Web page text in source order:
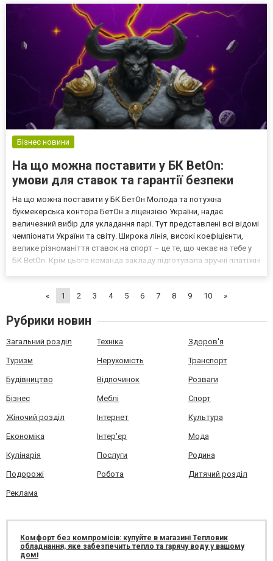
Бізнес новини
На що можна поставити у БК BetOn:
умови для ставок та гарантії безпеки
На що можна поставити у БК БетОн Молода та потужна
букмекерська контора БетОн з ліцензією України, надає
величезний вибір для укладання парі. Тут представлені всі відомі
чемпіонати України та світу. Широка лінія, високі коефіцієнти,
велике різноманіття ставок на спорт – це те, що чекає на тебе у
БК BetOn. Крім цього команда закладу підготувала зручні платіжні
«
1 2 3 4 5 6 7 8 9 10 »
Рубрики новин
Загальний розділ Техніка Здоров'я
Туризм Нерухомість Транспорт
Будівництво Відпочинок Розваги
Бізнес Меблі Спорт
Жіночий розділ Інтернет Культура
Економіка Інтер'єр Мода
Кулінарія Послуги Родина
Подорожі Робота Дитячий розділ
Реклама
Комфорт без компромісів: купуйте в магазині Тепловик
обладнання, яке забезпечить тепло та гарячу воду у вашому
домі